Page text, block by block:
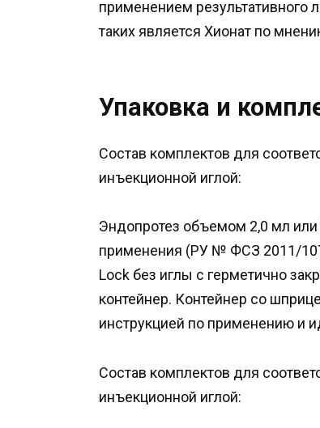
применением результативного
таких является Хионат по
Упаковка и
Состав комплектов для
инъекционной иглой:
Эндопротез объемом 2,0 мл
применения (РУ № ФСЗ 2011/
Lock без иглы с герметично
контейнер. Контейнер со
инструкцией по применению и
Состав комплектов для
инъекционной иглой: